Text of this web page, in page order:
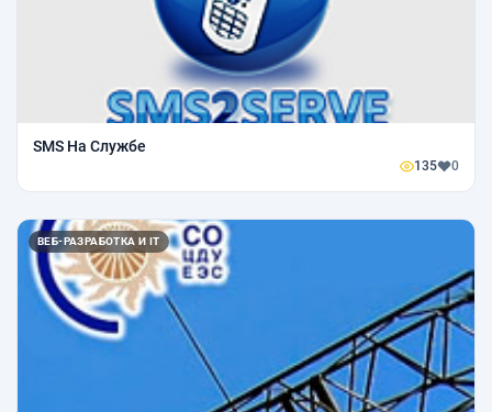
SMS На Службе
135 0
ВЕБ-РАЗРАБОТКА И IT